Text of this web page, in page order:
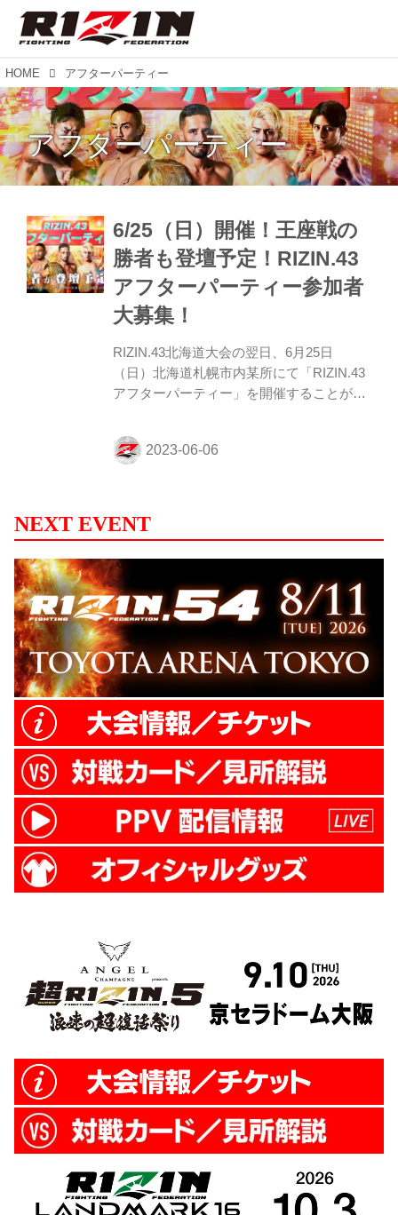
HOME アフターパーティー
アフターパーティー
6/25（日）開催！王座戦の
勝者も登壇予定！RIZIN.43
アフターパーティー参加者
大募集！
RIZIN.43北海道大会の翌日、6月25日
（日）北海道札幌市内某所にて「RIZIN.43
アフターパーティー」を開催することが決
前日のRIZIN.43で勝利した選手も登壇予定
だ！ 今回はRIZIN FFオフィシャルファンク
月11日（日）まで！RIZINファイターたち
と一緒に北海道の夜を楽しもう！ ※北海道
ツアーをお申し込みの方で、アフターパー
ティーに出席するとご回答済みの方はこち
らでのお申し込みは不要です。 RIZIN.43ア
フターパーティー 概要 開催日時 2023年6
月2...
NEXT EVENT